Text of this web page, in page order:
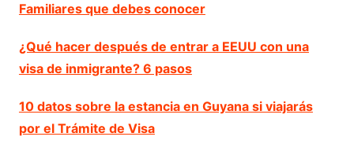
Familiares que debes conocer
¿Qué hacer después de entrar a EEUU con una
visa de inmigrante? 6 pasos
10 datos sobre la estancia en Guyana si viajarás
por el Trámite de Visa